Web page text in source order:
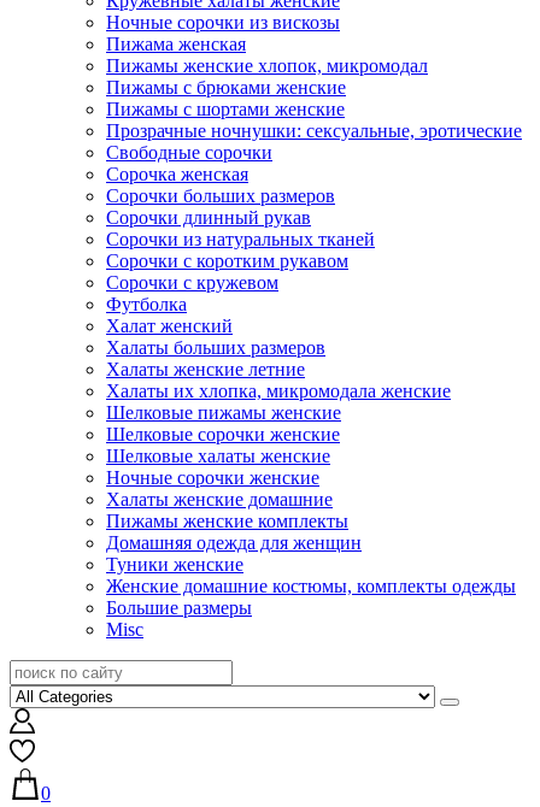
Ночные сорочки из вискозы
Пижама женская
Пижамы женские хлопок, микромодал
Пижамы с брюками женские
Пижамы с шортами женские
Прозрачные ночнушки: сексуальные, эротические
Свободные сорочки
Сорочка женская
Сорочки больших размеров
Сорочки длинный рукав
Сорочки из натуральных тканей
Сорочки с коротким рукавом
Сорочки с кружевом
Футболка
Халат женский
Халаты больших размеров
Халаты женские летние
Халаты их хлопка, микромодала женские
Шелковые пижамы женские
Шелковые сорочки женские
Шелковые халаты женские
Ночные сорочки женские
Халаты женские домашние
Пижамы женские комплекты
Домашняя одежда для женщин
Туники женские
Женские домашние костюмы, комплекты одежды
Большие размеры
Misc
0